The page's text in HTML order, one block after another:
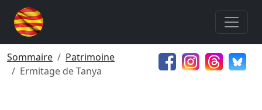
Sommaire
Patrimoine
Ermitage de Tanya